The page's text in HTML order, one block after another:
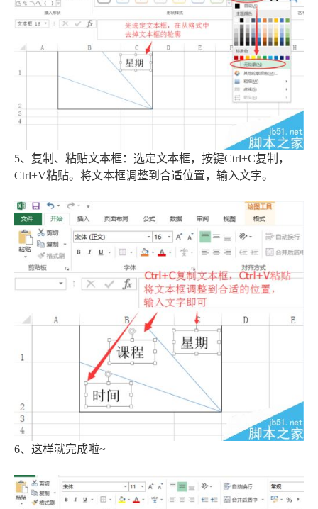
5、复制、粘贴文本框：选定文本框，按键Ctrl+C复制，
Ctrl+V粘贴。将文本框调整到合适位置，输入文字。
6、这样就完成啦~